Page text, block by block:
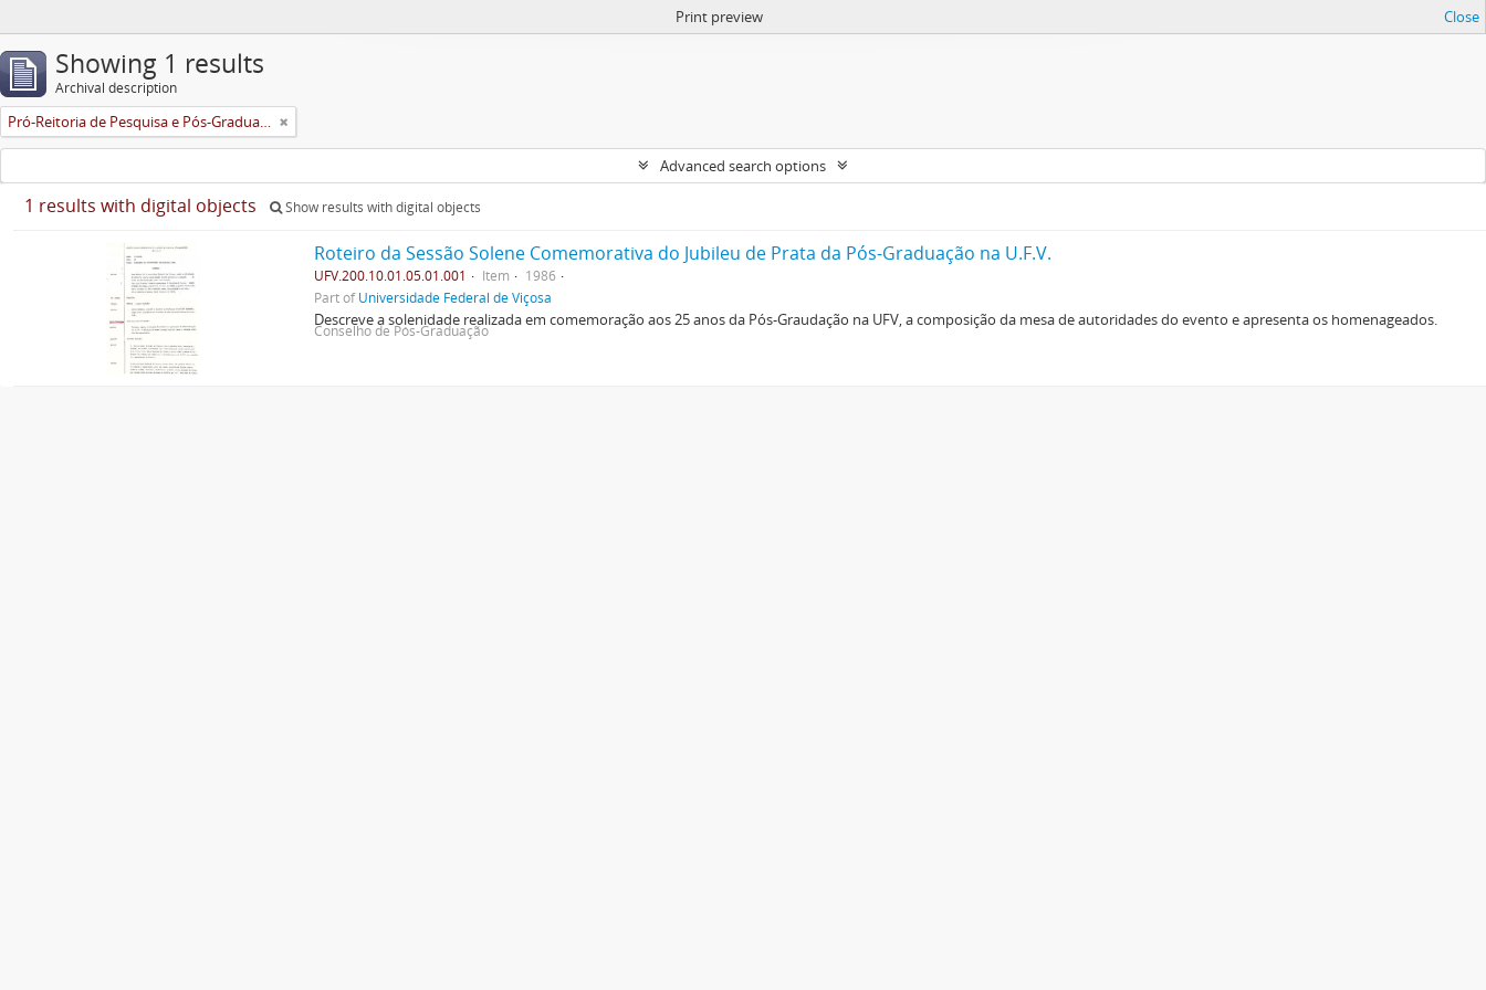
Print preview Close
Showing 1 results
Archival description
Pró-Reitoria de Pesquisa e Pós-Graduação
Advanced search options
1 results with digital objects Show results with digital objects
Roteiro da Sessão Solene Comemorativa do Jubileu de Prata da Pós-Graduação na U.F.V.
UFV.200.10.01.05.01.001 Item
1986
Part ofUniversidade Federal de Viçosa
Descreve a solenidade realizada em comemoração aos 25 anos da Pós-Graudação na UFV, a composição da mesa de autoridades do evento e apresenta os homenageados.
Conselho de Pós-Graduação